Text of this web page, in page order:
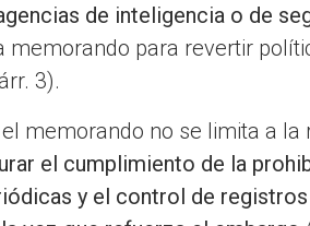
de inteligencia o de
memorando para revertir
3).
memorando no se limita a
el cumplimiento de la
y el control de